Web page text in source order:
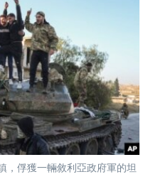
，俘獲一輛敘利亞政府軍的坦